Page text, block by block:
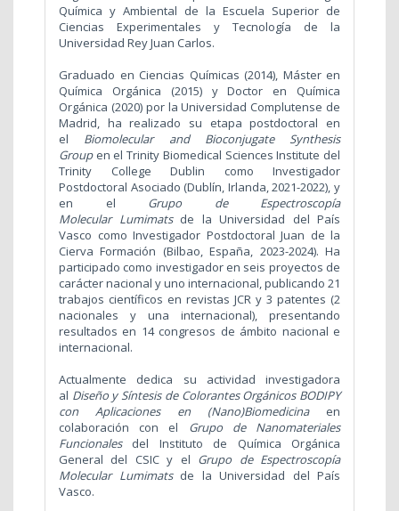
Química y Ambiental de la Escuela Superior de
Ciencias Experimentales y Tecnología de la
Universidad Rey Juan Carlos.
Graduado en Ciencias Químicas (2014), Máster en
Química Orgánica (2015) y Doctor en Química
Orgánica (2020) por la Universidad Complutense de
Madrid, ha realizado su etapa postdoctoral en
el Biomolecular and Bioconjugate Synthesis
Groupen el Trinity Biomedical Sciences Institute del
Trinity College Dublin como Investigador
Postdoctoral Asociado (Dublín, Irlanda, 2021-2022), y
en el Grupo de Espectroscopía
Molecular Lumimatsde la Universidad del País
Vasco como Investigador Postdoctoral Juan de la
Cierva Formación (Bilbao, España, 2023-2024). Ha
participado como investigador en seis proyectos de
carácter nacional y uno internacional, publicando 21
trabajos científicos en revistas JCR y 3 patentes (2
nacionales y una internacional), presentando
resultados en 14 congresos de ámbito nacional e
internacional.
Actualmente dedica su actividad investigadora
al Diseño y Síntesis de Colorantes Orgánicos BODIPY
con Aplicaciones en (Nano)Biomedicinaen
colaboración con el Grupo de Nanomateriales
Funcionalesdel Instituto de Química Orgánica
General del CSIC y el Grupo de Espectroscopía
Molecular Lumimatsde la Universidad del País
Vasco.